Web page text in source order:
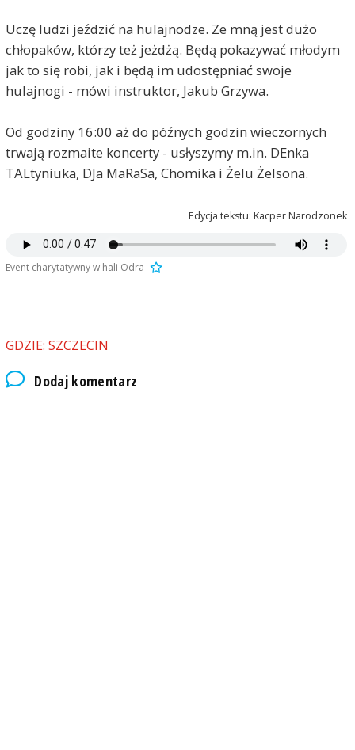
Uczę ludzi jeździć na hulajnodze. Ze mną jest dużo
chłopaków, którzy też jeżdżą. Będą pokazywać młodym
jak to się robi, jak i będą im udostępniać swoje
hulajnogi - mówi instruktor, Jakub Grzywa.
Od godziny 16:00 aż do późnych godzin wieczornych
trwają rozmaite koncerty - usłyszymy m.in. DEnka
TALtyniuka, DJa MaRaSa, Chomika i Żelu Żelsona.
Edycja tekstu: Kacper Narodzonek
Event charytatywny w hali Odra
GDZIE: SZCZECIN
Dodaj komentarz